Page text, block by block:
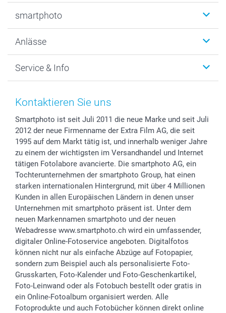
Fotogeschenke
MyNameBook
Fotoabzüge, Fotos als Buch & Poster
Zubehör & Material
Sticker & Etiketten
Geschenk-Gutscheine (PDF)
smartphoto
Warum smartphoto
Datenschutz
AGB
Presse
Partnerprogramme
Investor Relations
B2B smartbusiness
Widerrufsrecht
Anlässe
Neujahr
Muttertag
Kommunion & Konfirmation
Hochzeit
Geburtstag
Geburt
Zu allen Anlässen
Service & Info
Preise und Versandkosten
48h Lieferung
Zahlungsmöglichkeiten
Anmelden /Registrieren
Sitemap
Status der Bestellung
smartfriends
smartgarantie
smartbonus
Kontaktieren Sie uns
Smartphoto ist seit Juli 2011 die neue Marke und seit Juli
2012 der neue Firmenname der Extra Film AG, die seit
1995 auf dem Markt tätig ist, und innerhalb weniger Jahre
zu einem der wichtigsten im Versandhandel und Internet
tätigen Fotolabore avancierte. Die smartphoto AG, ein
Tochterunternehmen der smartphoto Group, hat einen
starken internationalen Hintergrund, mit über 4 Millionen
Kunden in allen Europäischen Ländern in denen unser
Unternehmen mit smartphoto präsent ist. Unter dem
neuen Markennamen smartphoto und der neuen
Webadresse www.smartphoto.ch wird ein umfassender,
digitaler Online-Fotoservice angeboten. Digitalfotos
können nicht nur als einfache Abzüge auf Fotopapier,
sondern zum Beispiel auch als personalisierte Foto-
Grusskarten, Foto-Kalender und Foto-Geschenkartikel,
Foto-Leinwand oder als Fotobuch bestellt oder gratis in
ein Online-Fotoalbum organisiert werden. Alle
Fotoprodukte und auch Fotobücher können direkt online